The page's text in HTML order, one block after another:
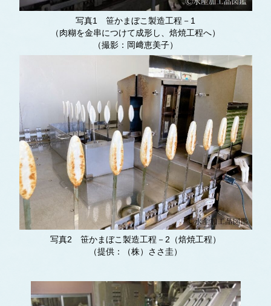
写真1 笹かまぼこ製造工程－1
（肉糊を金串につけて成形し、焙焼工程へ）
（撮影：岡﨑恵美子）
写真2 笹かまぼこ製造工程－2（焙焼工程）
（提供：（株）ささ圭）